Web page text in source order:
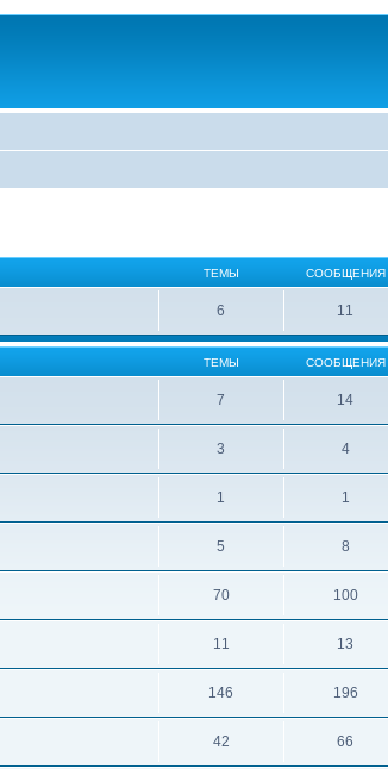
ТЕМЫ СООБЩЕНИЯ
6 11
ТЕМЫ СООБЩЕНИЯ
7 14
3 4
1 1
5 8
70 100
11 13
146 196
42 66